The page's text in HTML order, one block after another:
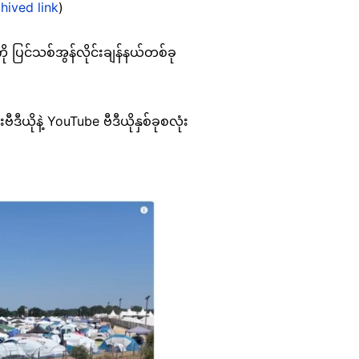
link)
ပြင်သစ်အွန်လိုင်းချန်နယ်တစ်ခု
နဲ့ YouTube ဗီဒီယိုနှစ်ခုစလုံး